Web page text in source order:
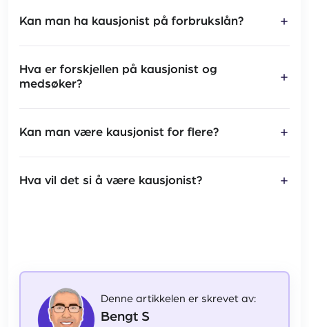
Kan man ha kausjonist på forbrukslån?
vanligvis egen bolig som sikkerhet for
(medlåntaker).
Hva er forskjellen på kausjonist og
medsøker?
tilbakebetalingen – uten å stille pant.
Kan man være kausjonist for flere?
Hva vil det si å være kausjonist?
boliglån.
Denne artikkelen er skrevet av:
Bengt S